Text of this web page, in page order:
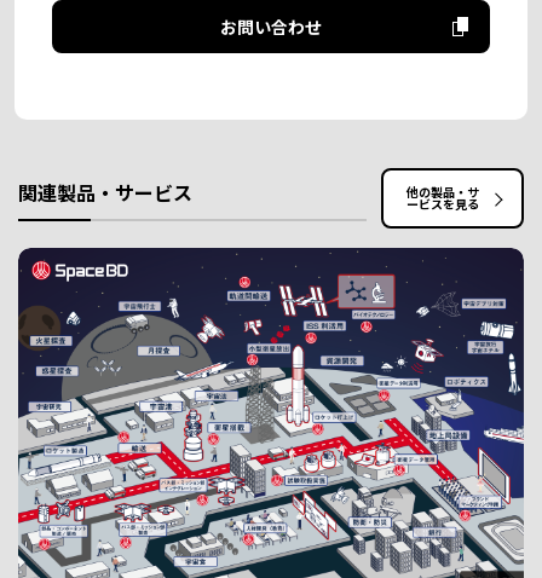
お問い合わせ
関連製品・サービス 他の製品・サ
ービスを見る